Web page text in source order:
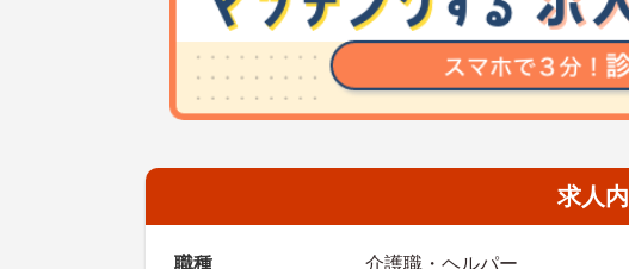
求人
職種 介護職・ヘルパー